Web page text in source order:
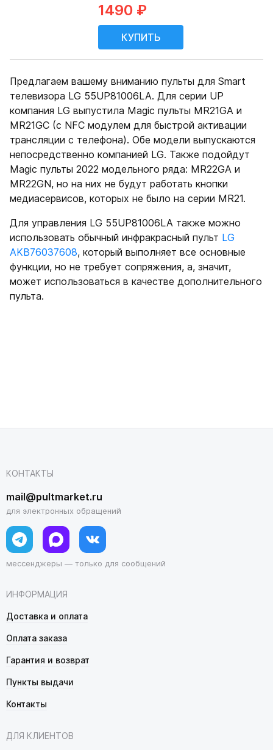
Предлагаем вашему вниманию пульты для Smart
телевизора LG 55UP81006LA. Для серии UP
компания LG выпустила Magic пульты MR21GA и
MR21GC (с NFC модулем для быстрой активации
трансляции с телефона). Обе модели выпускаются
непосредственно компанией LG. Также подойдут
Magic пульты 2022 модельного ряда: MR22GA и
MR22GN, но на них не будут работать кнопки
медиасервисов, которых не было на серии MR21.
Для управления LG 55UP81006LA также можно
использовать обычный инфракрасный пульт LG
AKB76037608, который выполняет все основные
функции, но не требует сопряжения, а, значит,
может использоваться в качестве дополнительного
пульта.
1490 ₽
ИНФОРМАЦИЯ
Доставка и оплата
Оплата заказа
Гарантия и возврат
Пункты выдачи
Контакты
ДЛЯ КЛИЕНТОВ
КОНТАКТЫ
mail@pultmarket.ru
для электронных обращений
мессенджеры — только для сообщений